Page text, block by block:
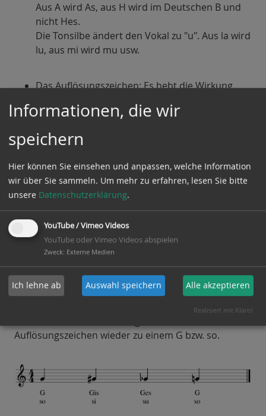
Aus A wird As, aus H wird im Deutschen B und
nicht Hes.
Die Tonsilbe ändert den Vokal zu "u". Aus la wird
lu, aus mi wird mu usw.
Das Auflösungszeichen: Es hebt die Wirkung
soviel wie "Spiele das Original". Das kann
Alteration wieder zurückgenommen werden
Hier gibt es keine Regel für die Tonsilbe, es
hängt ja davon ab, ob der Ton erhöht oder
erniedrigt wird. Das Auflösungszeichen kann
beides. Töne mit Kreuz werden erniedrigt, Töne
mit Be erhöht.
Im Beispiel unten befinden wir uns in C-Dur/a-moll
(keine Tonartvorzeichnung). Die erste Note ist ein G,
solmisiert wäre das ein so.
Das G wird mit einem Kreuz zum Gis erhöht (si), mit
Auflösungszeichen wieder zu einem G bzw. so.
Informationen, die wir
speichern
Hier können Sie einsehen und anpassen, welche Information
wir über Sie sammeln. Um mehr zu erfahren, lesen Sie bitte
unsere Datenschutzerklärung.
YouTube / Vimeo Videos
YouTube oder Vimeo Videos abspielen
Zweck: Externe Medien
Ich lehne ab Auswahl speichern Alle akzeptieren
Realisiert mit Klaro!